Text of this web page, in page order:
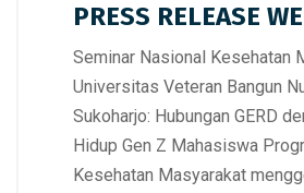
PRESS RELEASE
Seminar Nasional Kesehatan
Universitas Veteran Bangun
Sukoharjo: Hubungan GERD
Hidup Gen Z Mahasiswa
Kesehatan Masyarakat